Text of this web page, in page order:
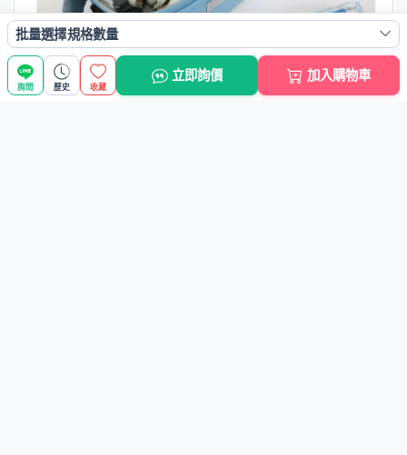
批量選擇規格數量
詢問 歷史 收藏
立即詢價 加入購物車